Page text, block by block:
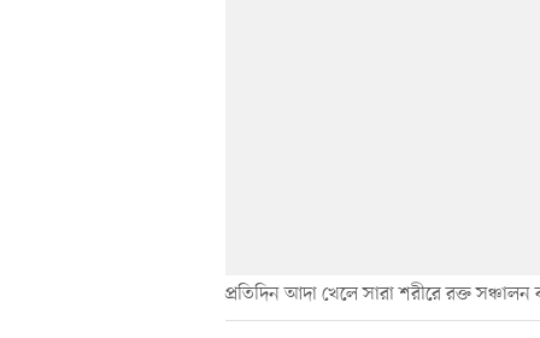
প্রতিদিন আদা খেলে সারা শরীরে রক্ত সঞ্চালন